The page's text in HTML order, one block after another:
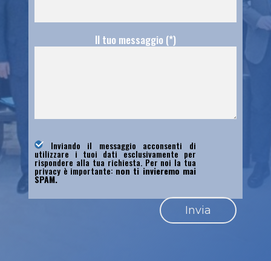
Il tuo messaggio (*)
Inviando il messaggio acconsenti di
utilizzare i tuoi dati esclusivamente per
rispondere alla tua richiesta. Per noi la tua
privacy è importante: non ti invieremo mai
SPAM.